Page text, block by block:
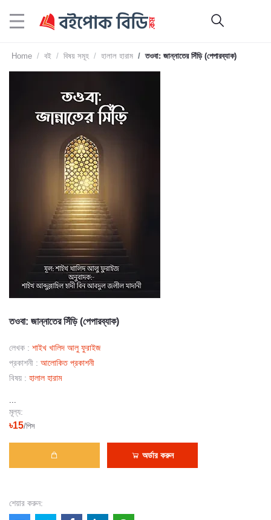
Home বই বিষয় সমূহ হালাল হারাম তওবা: জান্নাতের সিঁড়ি (পেপারব্যাক)
তওবা: জান্নাতের সিঁড়ি (পেপারব্যাক)
লেখক : শাইখ খালিদ আলু ফুরাইজ
প্রকাশনী : আলোকিত প্রকাশনী
বিষয় : হালাল হারাম
...
মূল্য:
৳15/পিস
অর্ডার করুন
শেয়ার করুন: